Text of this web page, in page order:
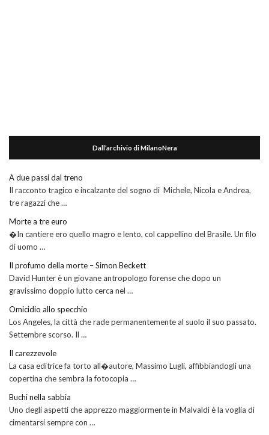
Dall’archivio di MilanoNera
A due passi dal treno
Il racconto tragico e incalzante del sogno di Michele, Nicola e Andrea,
tre ragazzi che …
Morte a tre euro
�In cantiere ero quello magro e lento, col cappellino del Brasile. Un filo
di uomo …
Il profumo della morte – Simon Beckett
David Hunter è un giovane antropologo forense che dopo un
gravissimo doppio lutto cerca nel …
Omicidio allo specchio
Los Angeles, la città che rade permanentemente al suolo il suo passato.
Settembre scorso. Il …
Il carezzevole
La casa editrice fa torto all�autore, Massimo Lugli, affibbiandogli una
copertina che sembra la fotocopia …
Buchi nella sabbia
Uno degli aspetti che apprezzo maggiormente in Malvaldi è la voglia di
cimentarsi sempre con …